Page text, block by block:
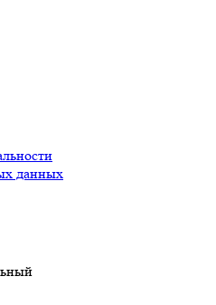
данных